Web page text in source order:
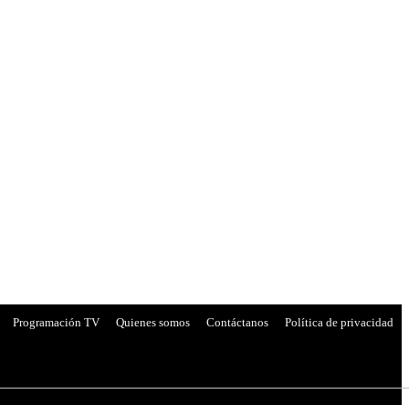
Programación TV Quienes somos Contáctanos Política de privacidad